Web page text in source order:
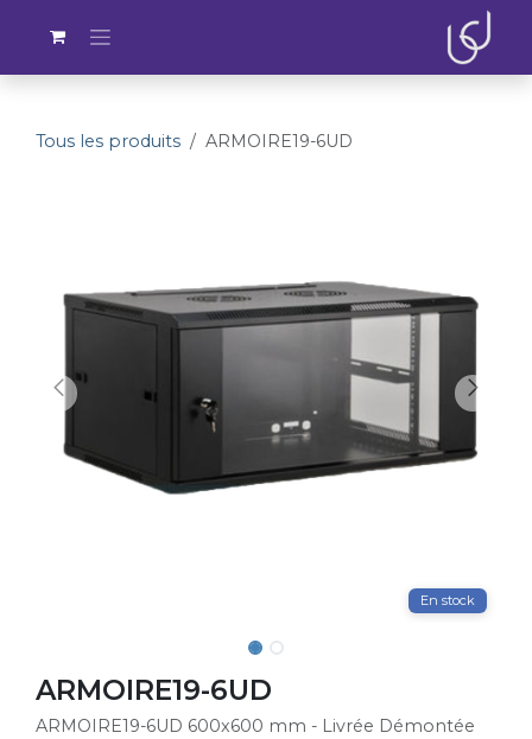
Tous les produits ARMOIRE19-6UD
En stock
ARMOIRE19-6UD
ARMOIRE19-6UD 600x600 mm - Livrée Démontée